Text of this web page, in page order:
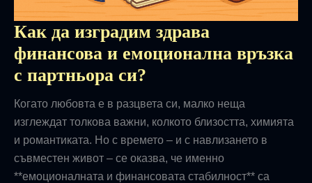
Как да изградим здрава
финансова и емоционална връзка
с партньора си?
Когато любовта е в разцвета си, малко неща
изглеждат толкова важни, колкото близостта, химията
и романтиката. Но с времето – и с навлизането в
съвместен живот – се оказва, че именно
**емоционалната и финансовата стабилност** са